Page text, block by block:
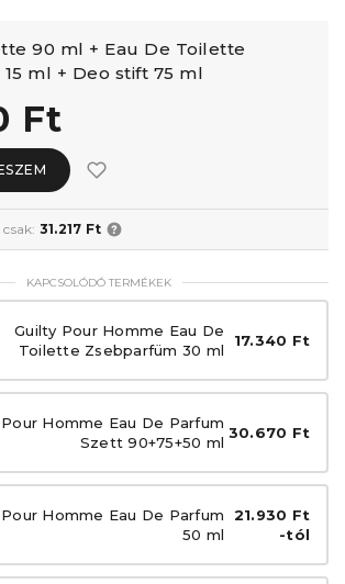
90 ml + Eau De Toilette
ml + Deo stift 75 ml
Ft
31.217 Ft
KAPCSOLÓDÓ TERMÉKEK
Guilty Pour Homme Eau De
Toilette Zsebparfüm 30 ml
17.340 Ft
Homme Eau De Parfum
Szett 90+75+50 ml
30.670 Ft
Homme Eau De Parfum
50 ml
21.930 Ft
-tól